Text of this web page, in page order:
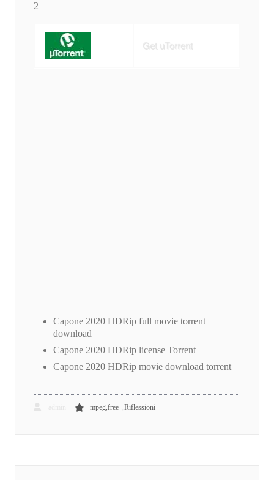
2
Get uTorrent
Capone 2020 HDRip full movie torrent
download
Capone 2020 HDRip license Torrent
Capone 2020 HDRip movie download torrent
mpeg,free Riflessioni